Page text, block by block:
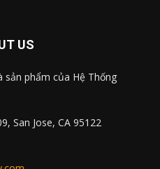
US
sản phẩm của Hệ Thống
San Jose, CA 95122